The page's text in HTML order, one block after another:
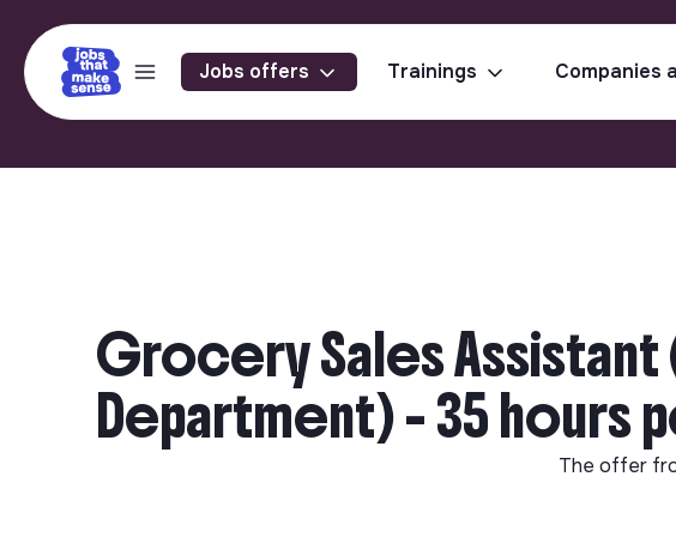
Jobs offers Trainings Companies
Grocery Sales
Department) - 35 hours
The offer